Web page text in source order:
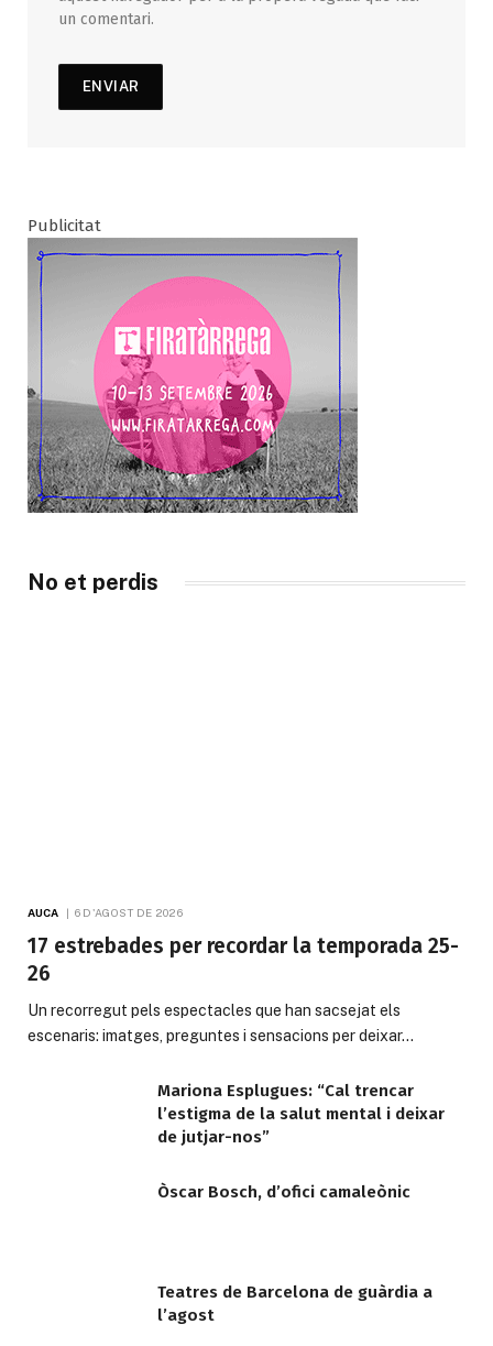
un comentari.
Publicitat
No et perdis
AUCA 6 D'AGOST DE 2026
17 estrebades per recordar la temporada 25-
26
Un recorregut pels espectacles que han sacsejat els
escenaris: imatges, preguntes i sensacions per deixar…
Mariona Esplugues: “Cal trencar
l’estigma de la salut mental i deixar
de jutjar-nos”
Òscar Bosch, d’ofici camaleònic
Teatres de Barcelona de guàrdia a
l’agost